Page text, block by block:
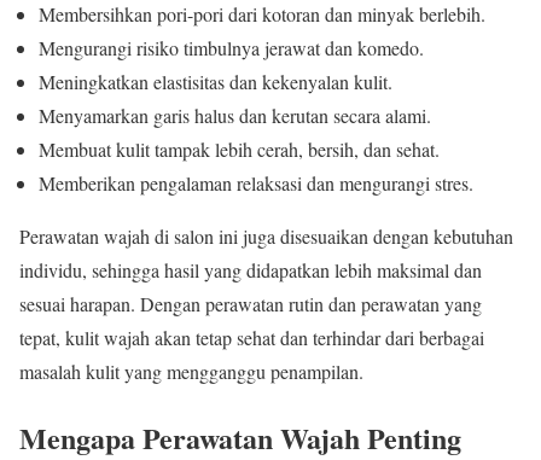
Membersihkan pori-pori dari kotoran dan minyak berlebih.
Mengurangi risiko timbulnya jerawat dan komedo.
Meningkatkan elastisitas dan kekenyalan kulit.
Menyamarkan garis halus dan kerutan secara alami.
Membuat kulit tampak lebih cerah, bersih, dan sehat.
Memberikan pengalaman relaksasi dan mengurangi stres.
Perawatan wajah di salon ini juga disesuaikan dengan kebutuhan
individu, sehingga hasil yang didapatkan lebih maksimal dan
sesuai harapan. Dengan perawatan rutin dan perawatan yang
tepat, kulit wajah akan tetap sehat dan terhindar dari berbagai
masalah kulit yang mengganggu penampilan.
Mengapa Perawatan Wajah Penting